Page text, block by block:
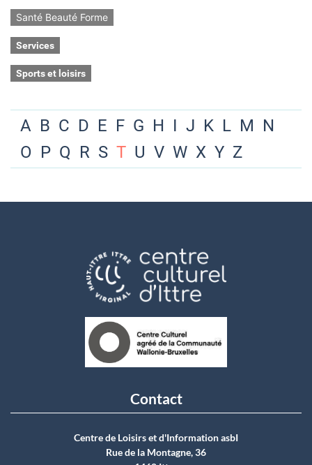
Santé Beauté Forme
Services
Sports et loisirs
A B C D E F G H I J K L M N
O P Q R S T U V W X Y Z
Contact
Centre de Loisirs et d'Information asbI
Rue de la Montagne, 36